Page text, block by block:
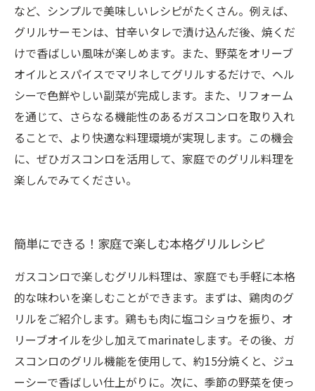
など、シンプルで美味しいレシピがたくさん。例えば、
グリルサーモンは、甘辛いタレで漬け込んだ後、焼くだ
けで香ばしい風味が楽しめます。また、野菜をオリーブ
オイルとスパイスでマリネしてグリルするだけで、ヘル
シーで色鮮やしい副菜が完成します。また、リフォーム
を通じて、さらなる機能性のあるガスコンロを取り入れ
ることで、より快適な料理環境が実現します。この機会
に、ぜひガスコンロを活用して、家庭でのグリル料理を
楽しんでみてください。
簡単にできる！家庭で楽しむ本格グリルレシピ
ガスコンロで楽しむグリル料理は、家庭でも手軽に本格
的な味わいを楽しむことができます。まずは、鶏肉のグ
リルをご紹介します。鶏もも肉に塩コショウを振り、オ
リーブオイルを少し加えてmarinateします。その後、ガ
スコンロのグリル機能を使用して、約15分焼くと、ジュ
ーシーで香ばしい仕上がりに。次に、季節の野菜を使っ